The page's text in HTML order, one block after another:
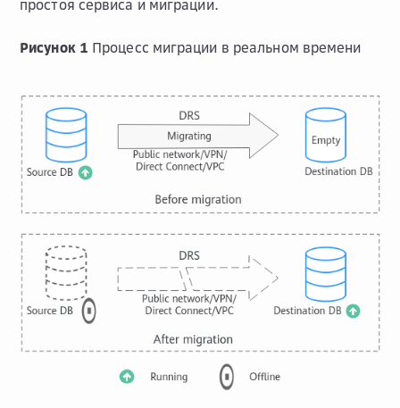
простоя сервиса и миграции.
Рисунок 1 Процесс миграции в реальном времени